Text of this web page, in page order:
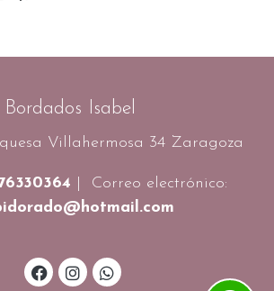
Bordados Isabel
Villahermosa 34 Zaragoza
| Correo electrónico: